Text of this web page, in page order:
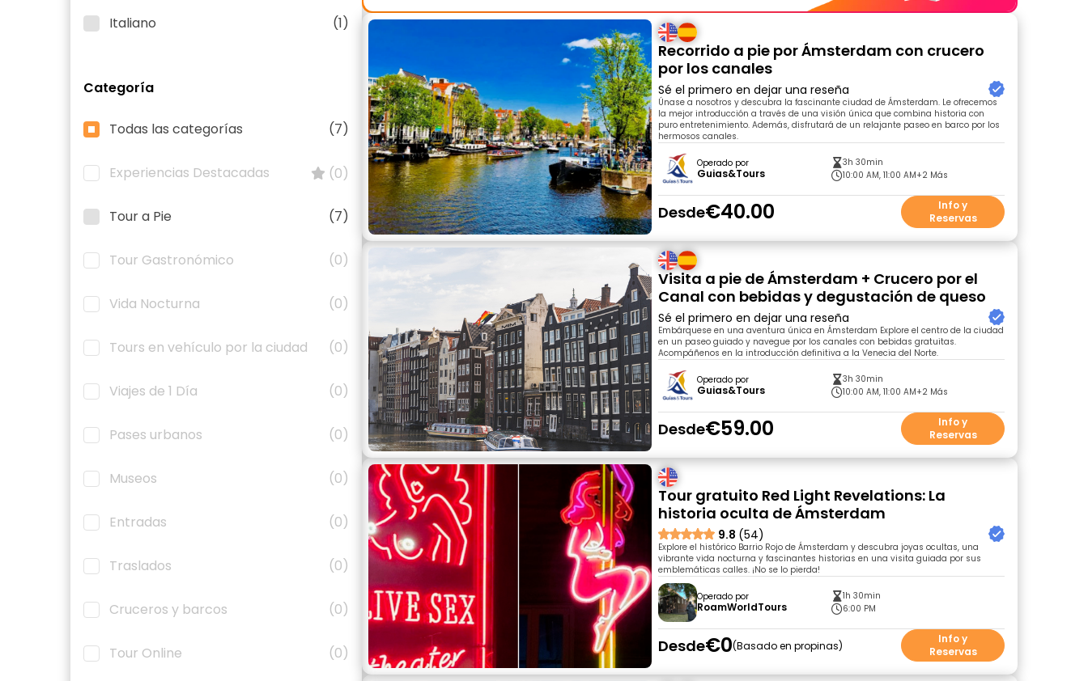
Italiano (1)
Categoría
Todas las categorías (7)
Experiencias Destacadas (0)
Tour a Pie (7)
Tour Gastronómico (0)
Vida Nocturna (0)
Tours en vehículo por la ciudad (0)
Viajes de 1 Día (0)
Pases urbanos (0)
Museos (0)
Entradas (0)
Traslados (0)
Cruceros y barcos (0)
Tour Online (0)
Recorrido a pie por Ámsterdam con crucero
por los canales
Sé el primero en dejar una reseña
Únase a nosotros y descubra la fascinante ciudad de Ámsterdam. Le ofrecemos
la mejor introducción a través de una visión única que combina historia con
puro entretenimiento. Además, disfrutará de un relajante paseo en barco por los
hermosos canales.
Operado por
Guias&Tours
3h 30min
10:00 AM, 11:00 AM+2 Más
Desde€40.00
Info y
Reservas
Visita a pie de Ámsterdam + Crucero por el
Canal con bebidas y degustación de queso
Sé el primero en dejar una reseña
Embárquese en una aventura única en Ámsterdam Explore el centro de la ciudad
en un paseo guiado y navegue por los canales con bebidas gratuitas.
Acompáñenos en la introducción definitiva a la Venecia del Norte.
Operado por
Guias&Tours
3h 30min
10:00 AM, 11:00 AM+2 Más
Desde€59.00
Info y
Reservas
Tour gratuito Red Light Revelations: La
historia oculta de Ámsterdam
9.8 (54)
Explore el histórico Barrio Rojo de Ámsterdam y descubra joyas ocultas, una
vibrante vida nocturna y fascinantes historias en una visita guiada por sus
emblemáticas calles. ¡No se lo pierda!
Operado por
RoamWorldTours
1h 30min
6:00 PM
Desde€0 Basado en propinas
Info y
Reservas